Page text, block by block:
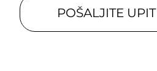
POŠALJITE UPIT